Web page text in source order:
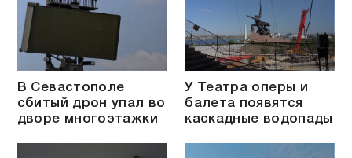
В Севастополе
сбитый дрон упал во
дворе многоэтажки
У Театра оперы и
балета появятся
каскадные водопады